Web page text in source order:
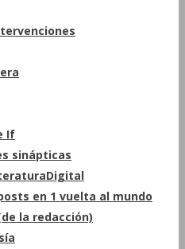
If
sinápticas
en 1 vuelta al mundo
la redacción)